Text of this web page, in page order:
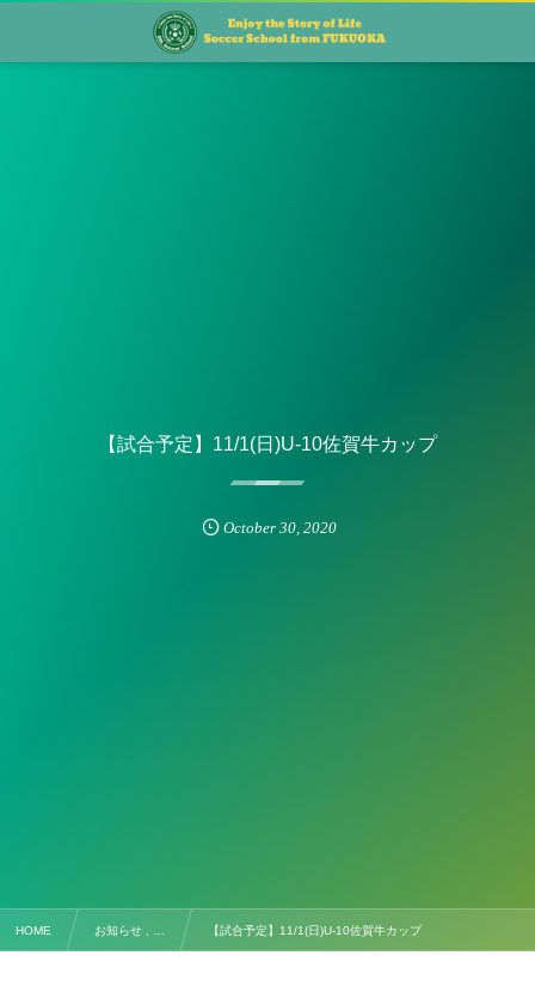
【試合予定】11/1(日)U-10佐賀牛カップ
October 30,2020
HOME お知らせ , … 【試合予定】11/1(日)U-10佐賀牛カップ